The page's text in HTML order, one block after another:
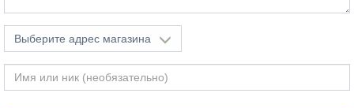
Выберите адрес магазина